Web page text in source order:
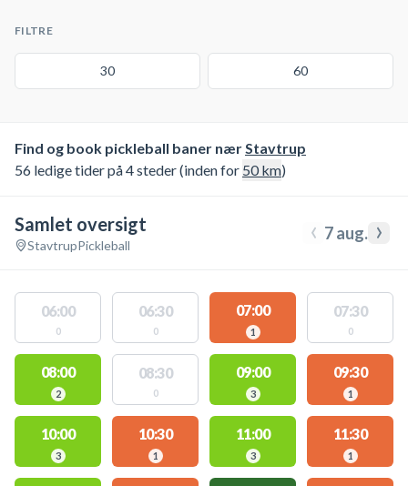
FILTRE
30 60
Find og book pickleball baner nærStavtrup
56 ledige tider på 4 steder (inden for 50km)
Samlet oversigt
StavtrupPickleball ‹ 7 aug. ›
06:00
0
06:30
0
07:00
1
07:30
0
08:00
2
08:30
0
09:00
3
09:30
1
10:00
3
10:30
1
11:00
3
11:30
1